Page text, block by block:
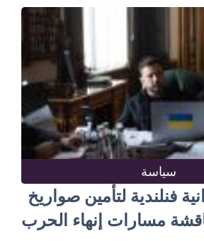
سياسة
فنلندية لتأمين صواريخ
مسارات إنهاء الحرب